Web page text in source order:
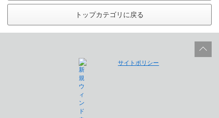
トップカテゴリに戻る
サイトポリシー